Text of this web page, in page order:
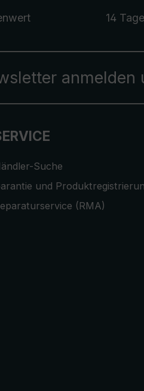
14
anmelden
Suche
und
(RMA)